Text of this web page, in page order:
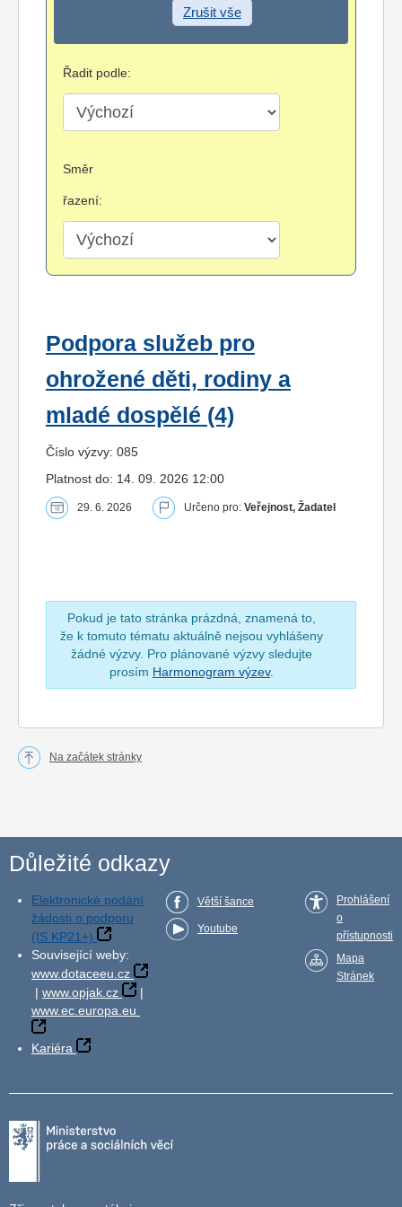
Zrušit vše
Řadit podle:
Směr
řazení:
Podpora služeb pro
ohrožené děti, rodiny a
mladé dospělé (4)
Číslo výzvy: 085
Platnost do: 14. 09. 2026 12:00
29. 6. 2026 Určeno pro: Veřejnost, Žadatel
Pokud je tato stránka prázdná, znamená to,
že k tomuto tématu aktuálně nejsou vyhlášeny
žádné výzvy. Pro plánované výzvy sledujte
prosím Harmonogram výzev.
Na začátek stránky
Důležité odkazy
Elektronické podání
žádosti o podporu
(IS KP21+)
Související weby:
www.dotaceeu.cz
| www.opjak.cz
|
www.ec.europa.eu
Kariéra
Větší šance
Youtube
Prohlášení
o
přístupnosti
Mapa
Stránek